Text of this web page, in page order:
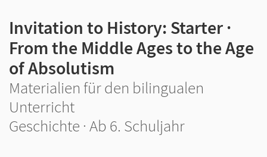
Invitation to History: Starter ·
From the Middle Ages to the Age
of Absolutism
Materialien für den bilingualen
Unterricht
Geschichte · Ab 6. Schuljahr